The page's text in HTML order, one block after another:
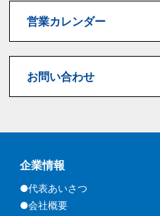
営業カレンダー
お問い合わせ
企業情報
●代表あいさつ
●会社概要